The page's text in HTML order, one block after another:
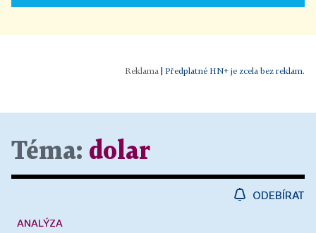
| Předplatné HN+ je zcela bez reklam.
Téma: dolar
ODEBÍRAT
ANALÝZA